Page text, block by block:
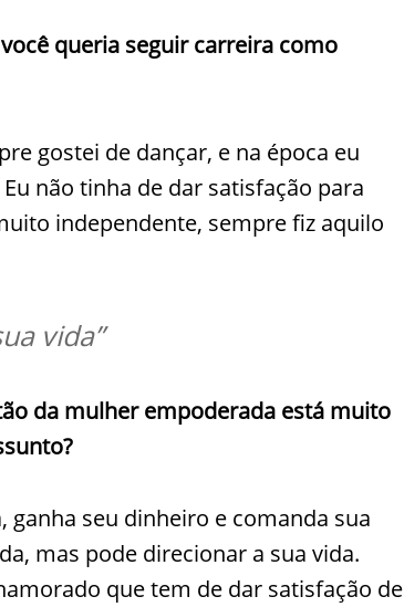
queria seguir carreira como
gostei de dançar, e na época eu
não tinha de dar satisfação para
independente, sempre fiz aquilo
vida”
da mulher empoderada está muito
seu dinheiro e comanda sua
mas pode direcionar a sua vida.
que tem de dar satisfação de